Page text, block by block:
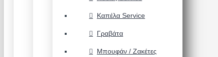
Καπέλα Service
Γραβάτα
Μπουφάν / Ζακέτες